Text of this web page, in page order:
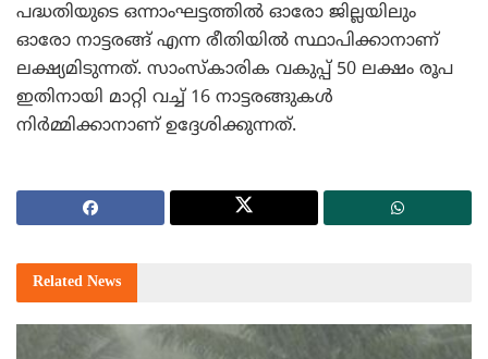
പദ്ധതിയുടെ ഒന്നാംഘട്ടത്തില്‍ ഓരോ ജില്ലയിലും
ഓരോ നാട്ടരങ്ങ് എന്ന രീതിയില്‍ സ്ഥാപിക്കാനാണ്
ലക്ഷ്യമിടുന്നത്. സാംസ്‌കാരിക വകുപ്പ് 50 ലക്ഷം രൂപ
ഇതിനായി മാറ്റി വച്ച് 16 നാട്ടരങ്ങുകള്‍
നിര്‍മ്മിക്കാനാണ് ഉദ്ദേശിക്കുന്നത്.
Related News